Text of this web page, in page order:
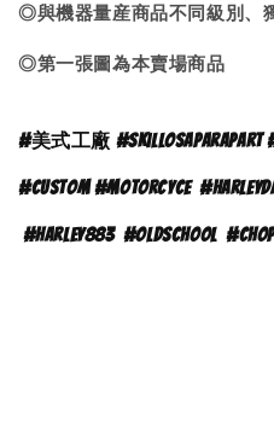
◎與機器量産商品不同級別、
◎第一張圖為本賣場商品
#美式工廠 #skillosaparapart
#custom #motorcyce#
#harley883 #oldschool